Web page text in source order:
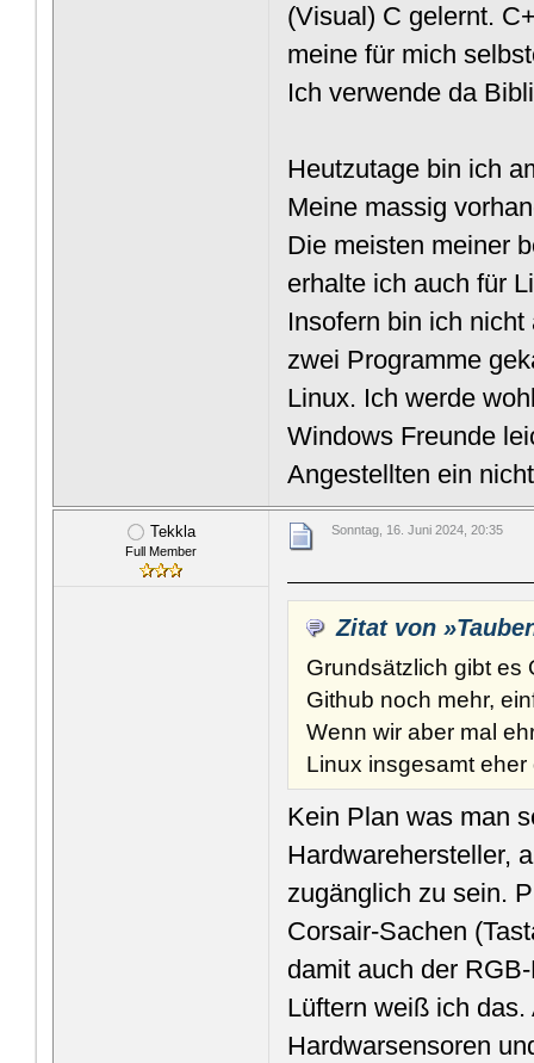
(Visual) C gelernt.
meine für mich
Ich verwende da
Heutzutage bin ich
Meine massig
Die meisten meiner
erhalte ich auch für
Insofern bin ich
zwei Programme
Linux. Ich werde
Windows Freunde
Angestellten ein
Tekkla
Full Member
Sonntag, 16. Juni 2024, 20:35
Zitat von
Grundsätzlich gibt es
Github noch mehr,
Wenn wir aber mal
Linux insgesamt
Kein Plan was man
Hardwarehersteller,
zugänglich zu sein.
Corsair-Sachen
damit auch der
Lüftern weiß ich
Hardwarsensoren